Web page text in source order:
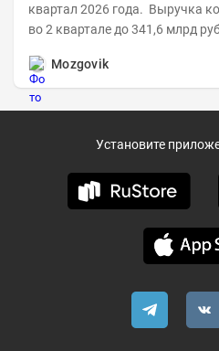
квартал 2026 года. Выручка компании выросла на 28,8%
во 2 квартале до 341,6 млрд
Mozgovik
Установите